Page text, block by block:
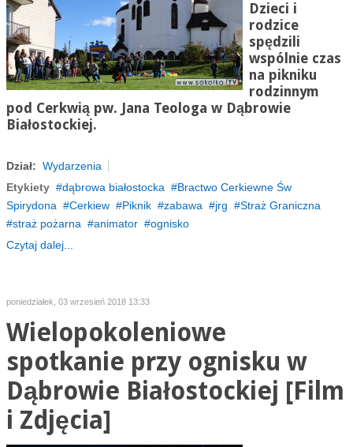
Dzieci i
rodzice
spędzili
wspólnie czas
na pikniku
rodzinnym
pod Cerkwią pw. Jana Teologa w Dąbrowie
Białostockiej.
Dział: Wydarzenia
Etykiety
dąbrowa białostocka
Bractwo Cerkiewne Św
Spirydona
Cerkiew Piknik zabawa jrg
Straż Graniczna
straż pożarna
animator
ognisko
Czytaj dalej...
poniedziałek, 03 wrzesień 2018 13:33
Wielopokoleniowe
spotkanie przy ognisku w
Dąbrowie Białostockiej [Film
i Zdjęcia]